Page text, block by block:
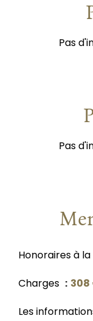
Pas
Pas
Honoraires à
Charges
308
Les